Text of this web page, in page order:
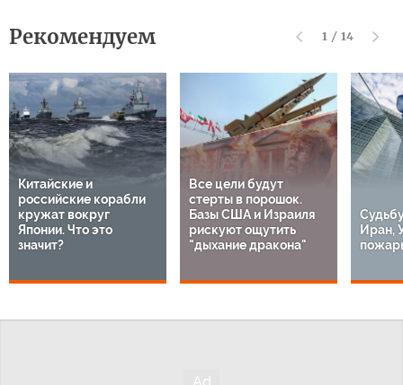
Рекомендуем 1 / 14
Китайские и
российские корабли
кружат вокруг
Японии. Что это
значит?
Все цели будут
стерты в порошок.
Базы США и Израиля
рискуют ощутить
"дыхание дракона"
Иран,